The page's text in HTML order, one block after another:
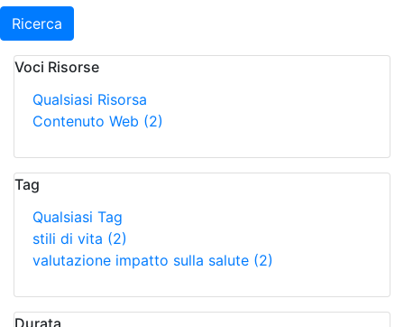
Ricerca
Voci Risorse
Qualsiasi Risorsa
Contenuto Web (2)
Tag
Qualsiasi Tag
stili di vita (2)
valutazione impatto sulla salute (2)
Durata